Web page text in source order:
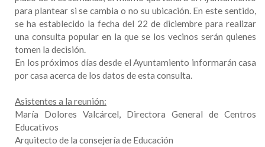
para plantear si se cambia o no su ubicación. En este sentido,
se ha establecido la fecha del 22 de diciembre para realizar
una consulta popular en la que se los vecinos serán quienes
tomen la decisión.
En los próximos días desde el Ayuntamiento informarán casa
por casa acerca de los datos de esta consulta.
Asistentes a la reunión:
María Dolores Valcárcel, Directora General de Centros
Educativos
Arquitecto de la consejería de Educación